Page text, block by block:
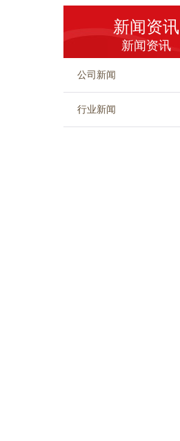
新闻资讯
新闻资讯
公司新闻
行业新闻